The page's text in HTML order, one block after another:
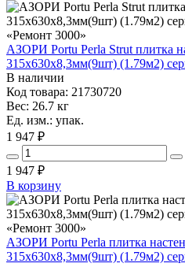
АЗОРИ Portu Perla Strut плитка
315x630x8,3мм(9шт) (1.79м2)
В наличии
Код товара: 21730720
Вес: 26.7 кг
Ед. изм.: упак.
1 947 ₽
1 947 ₽
В корзину
АЗОРИ Portu Perla плитка
315x630x8,3мм(9шт) (1.79м2)